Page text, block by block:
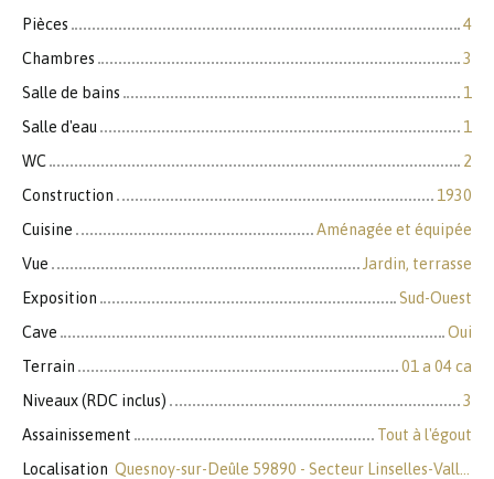
Pièces
4
Chambres
3
Salle de bains
1
Salle d'eau
1
WC
2
Construction
1930
Cuisine
Aménagée et équipée
Vue
Jardin, terrasse
Exposition
Sud-Ouest
Cave
Oui
Terrain
01 a 04 ca
Niveaux (RDC inclus)
3
Assainissement
Tout à l'égout
Localisation